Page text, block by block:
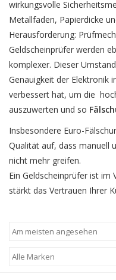
wirkungsvolle
Metallfaden, Papierdicke
Herausforderung:
Geldscheinprüfer werden
komplexer. Dieser
Genauigkeit der Elektronik
verbessert hat, um die
auszuwerten und so
Insbesondere Euro-
Qualität auf, dass manuell
nicht mehr greifen.
Ein Geldscheinprüfer ist im
stärkt das Vertrauen Ihrer